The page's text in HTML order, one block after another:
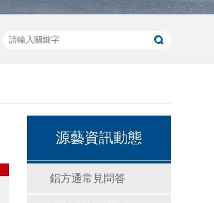
源藝資訊動態
鋁方通常見問答